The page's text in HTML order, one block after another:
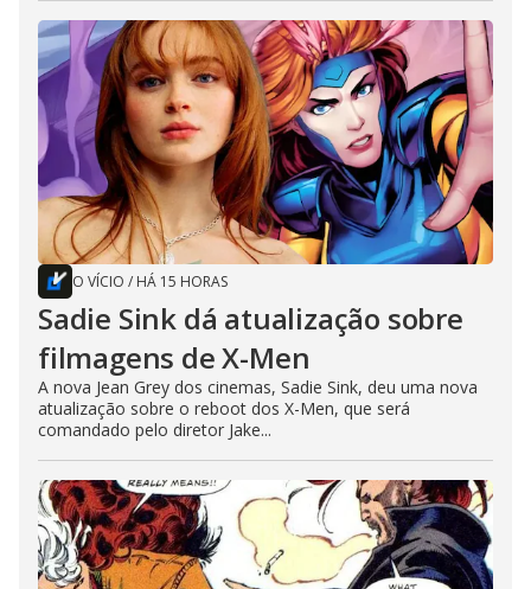
O VÍCIO / HÁ 15 HORAS
Sadie Sink dá atualização sobre
filmagens de X-Men
A nova Jean Grey dos cinemas, Sadie Sink, deu uma nova
atualização sobre o reboot dos X-Men, que será
comandado pelo diretor Jake...